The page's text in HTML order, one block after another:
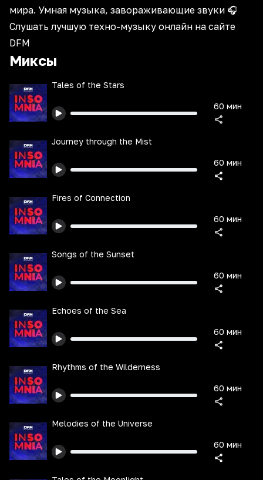
мира. Умная музыка, завораживающие звуки 🎧
Cлушать лучшую техно-музыку онлайн на сайте
DFM
Миксы
Tales of the Stars
60 мин
Journey through the Mist
60 мин
Fires of Connection
60 мин
Songs of the Sunset
60 мин
Echoes of the Sea
60 мин
Rhythms of the Wilderness
60 мин
Melodies of the Universe
60 мин